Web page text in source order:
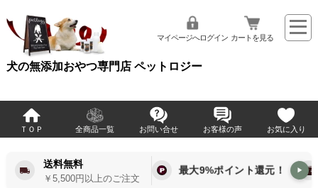
犬の無添加おやつ専門店 ペットロジー
マイページへログイン カートを見る
ＴＯＰ 全商品一覧 お問い合せ お客様の声 お気に入り
送料無料
￥5,500円以上のご注文
最大9%ポイント還元！ ▶